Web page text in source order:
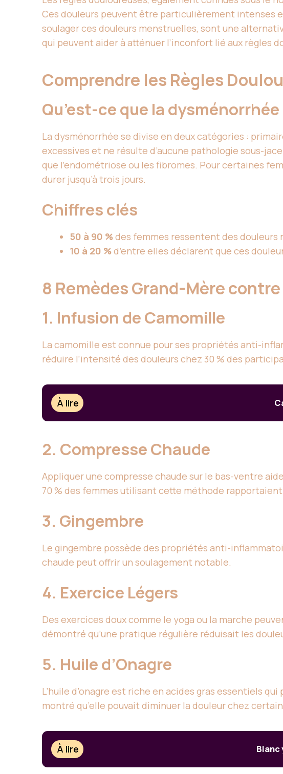
Ces douleurs peuvent être particulièrement intenses
soulager ces douleurs menstruelles, sont une
qui peuvent aider à atténuer l’inconfort lié aux règles
Comprendre les Règles
Qu’est-ce que la dysménorrhée
La dysménorrhée se divise en deux catégories :
excessives et ne résulte d’aucune pathologie sous-
que l’endométriose ou les fibromes. Pour certaines
durer jusqu’à trois jours.
Chiffres clés
50 à 90 %des femmes ressentent des douleurs
10 à 20 %d’entre elles déclarent que ces
8 Remèdes Grand-Mère
1. Infusion de Camomille
La camomille est connue pour ses propriétés anti-
réduire l’intensité des douleurs chez 30 % des
À lire
2. Compresse Chaude
Appliquer une compresse chaude sur le bas-ventre
70 % des femmes utilisant cette méthode
3. Gingembre
Le gingembre possède des propriétés anti-
chaude peut offrir un soulagement notable.
4. Exercice Légers
Des exercices doux comme le yoga ou la marche
démontré qu’une pratique régulière réduisait les
5. Huile d’Onagre
L’huile d’onagre est riche en acides gras essentiels
montré qu’elle pouvait diminuer la douleur chez
À lire Blanc